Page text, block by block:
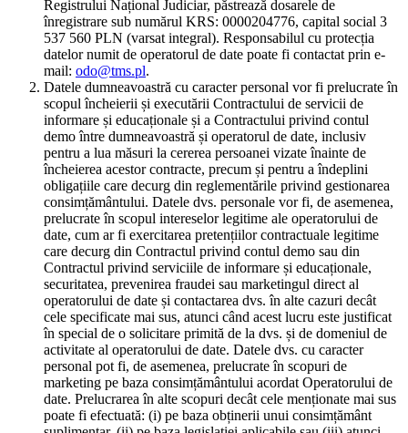
Registrului Național Judiciar, păstrează dosarele de
înregistrare sub numărul KRS: 0000204776, capital social 3
537 560 PLN (varsat integral). Responsabilul cu protecția
datelor numit de operatorul de date poate fi contactat prin e-
mail: odo@tms.pl.
Datele dumneavoastră cu caracter personal vor fi prelucrate în
scopul încheierii și executării Contractului de servicii de
informare și educaționale și a Contractului privind contul
demo între dumneavoastră și operatorul de date, inclusiv
pentru a lua măsuri la cererea persoanei vizate înainte de
încheierea acestor contracte, precum și pentru a îndeplini
obligațiile care decurg din reglementările privind gestionarea
consimțământului. Datele dvs. personale vor fi, de asemenea,
prelucrate în scopul intereselor legitime ale operatorului de
date, cum ar fi exercitarea pretențiilor contractuale legitime
care decurg din Contractul privind contul demo sau din
Contractul privind serviciile de informare și educaționale,
securitatea, prevenirea fraudei sau marketingul direct al
operatorului de date și contactarea dvs. în alte cazuri decât
cele specificate mai sus, atunci când acest lucru este justificat
în special de o solicitare primită de la dvs. și de domeniul de
activitate al operatorului de date. Datele dvs. cu caracter
personal pot fi, de asemenea, prelucrate în scopuri de
marketing pe baza consimțământului acordat Operatorului de
date. Prelucrarea în alte scopuri decât cele menționate mai sus
poate fi efectuată: (i) pe baza obținerii unui consimțământ